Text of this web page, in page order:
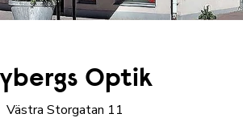
Optik
Västra Storgatan 11